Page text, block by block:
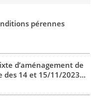
pérennes
d’aménagement de
des 14 et 15/11/2023...